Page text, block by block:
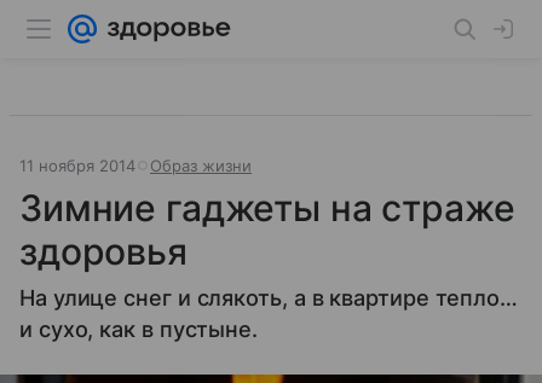
11 ноября 2014 Образ жизни
Зимние гаджеты на страже
здоровья
На улице снег и слякоть, а в квартире тепло…
и сухо, как в пустыне.